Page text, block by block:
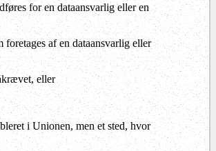
for en dataansvarlig eller en
af en dataansvarlig eller
eller
i Unionen, men et sted, hvor